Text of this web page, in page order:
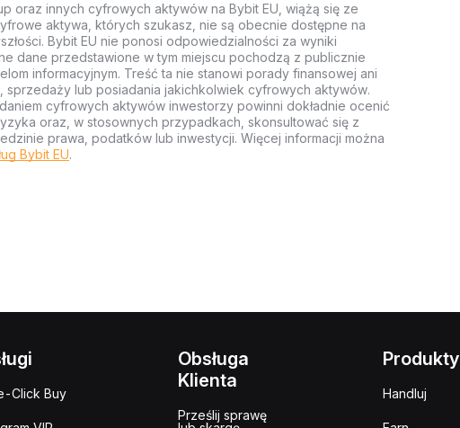
oraz innych cyfrowych aktywów na Bybit EU, wiążą się ze
aktywa, których szukasz, nie są obecnie dostępne na
Bybit EU nie ponosi odpowiedzialności za wyniki
dane przedstawione w tym miejscu pochodzą z publicznie
informacyjnym. Treść ta nie stanowi porady finansowej ani
lub posiadania jakichkolwiek cyfrowych aktywów.
cyfrowych aktywów inwestorzy powinni dokładnie ocenić
oraz, w stosownych przypadkach, skonsultować się z
prawa, podatków lub inwestycji. Więcej informacji można
Bybit EU.
Click Buy
Obsługa
Klienta
Prześlij sprawę
Produkty
Handluj